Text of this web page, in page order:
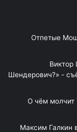
Отпетые
Виктор
Шендерович?» -
«О чём
Максим Галкин